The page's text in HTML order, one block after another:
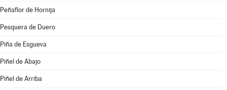
Peñaflor de Hornija
Pesquera de Duero
Piña de Esgueva
Piñel de Abajo
Piñel de Arriba